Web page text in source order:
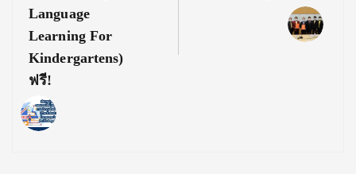
Language
Learning For
Kindergartens)
ฟรี!